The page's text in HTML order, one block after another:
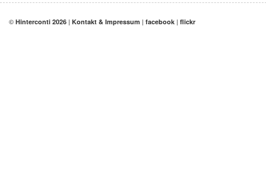
© Hinterconti 2026 | Kontakt & Impressum | facebook | flickr